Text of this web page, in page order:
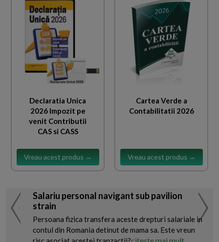
Declaratia Unica
2026 Impozit pe
venit Contributii
CAS si CASS
Vreau acest produs →
Cartea Verde a
Contabilitatii 2026
Vreau acest produs →
Salariu personal navigant sub pavilion
strain
Persoana fizica transfera aceste drepturi salariale in
contul din Romania detinut de mama sa. Este vreun